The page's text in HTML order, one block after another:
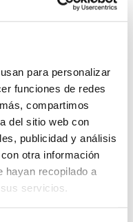
para personalizar
funciones de redes
compartimos
del sitio web con
publicidad y análisis
otra información
hayan recopilado a
servicios.